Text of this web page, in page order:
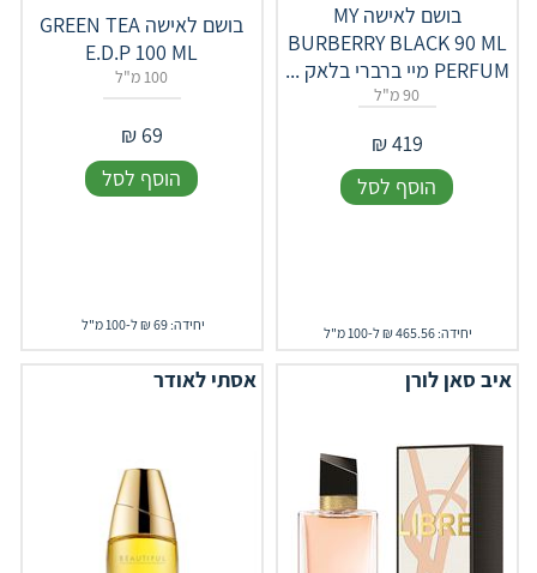
בושם לאישה MY
BURBERRY BLACK 90 ML
PERFUM מיי ברברי בלאק ...
90 מ"ל
419
₪
הוסף לסל
יחידה: 465.56 ₪ ל-100 מ"ל
בושם לאישה GREEN TEA
E.D.P 100 ML
100 מ"ל
69
₪
הוסף לסל
יחידה: 69 ₪ ל-100 מ"ל
איב סאן לורן אסתי לאודר